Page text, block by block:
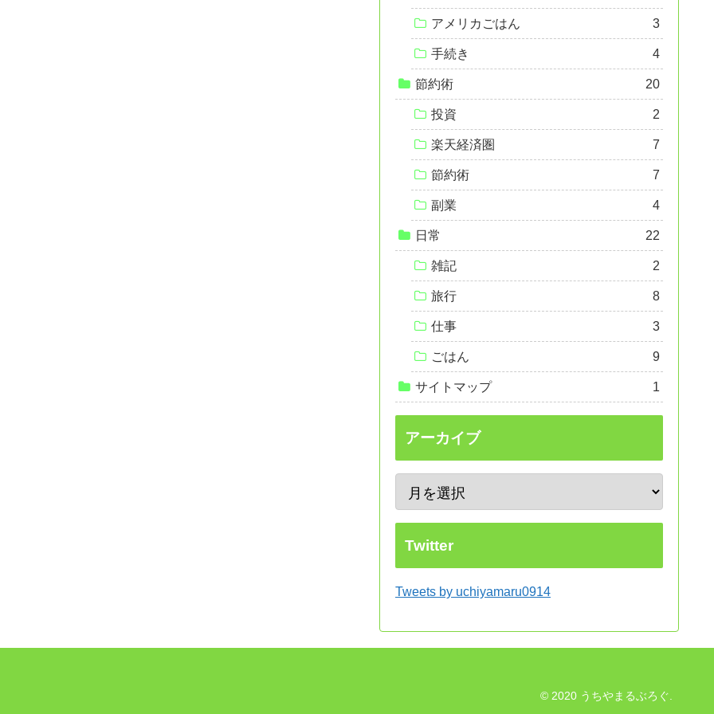
アメリカごはん 3
手続き 4
節約術 20
投資 2
楽天経済圏 7
節約術 7
副業 4
日常 22
雑記 2
旅行 8
仕事 3
ごはん 9
サイトマップ 1
アーカイブ
Twitter
Tweets by uchiyamaru0914
© 2020 うちやまるぶろぐ.